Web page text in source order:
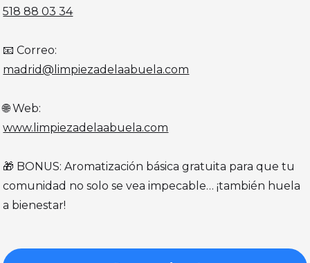
518 88 03 34
📧 Correo:
madrid@limpiezadelaabuela.com
🌐 Web:
www.limpiezadelaabuela.com
🎁 BONUS: Aromatización básica gratuita para que tu
comunidad no solo se vea impecable… ¡también huela
a bienestar!‍